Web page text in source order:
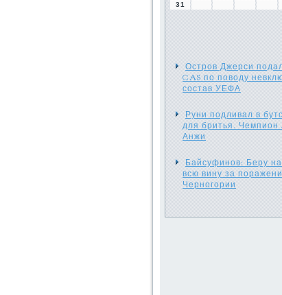
31
Остров Джерси
CAS по поводу
состав УЕФА
Руни подливал в
для бритья. Чемпион
Анжи
Байсуфинов: Беру
всю вину за
Черногории